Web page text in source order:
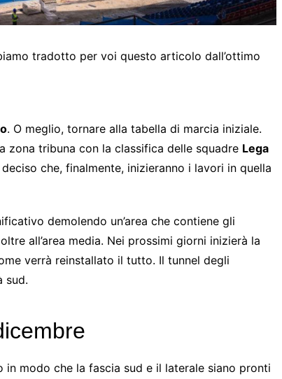
tradotto per voi questo articolo dall’ottimo
. O meglio, tornare alla tabella di marcia iniziale.
zona tribuna con la classifica delle squadre Lega
che, finalmente, inizieranno i lavori in quella
demolendo un’area che contiene gli
all’area media. Nei prossimi giorni inizierà la
verrà reinstallato il tutto. Il tunnel degli
sud.
modo che la fascia sud e il laterale siano pronti